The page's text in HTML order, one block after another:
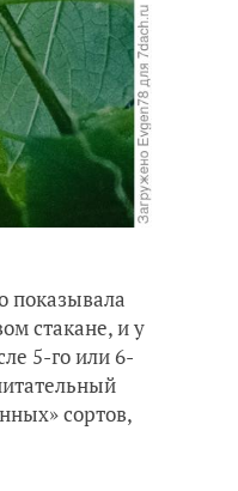
показывала
стакане, и у
5-го или 6-
сортов,